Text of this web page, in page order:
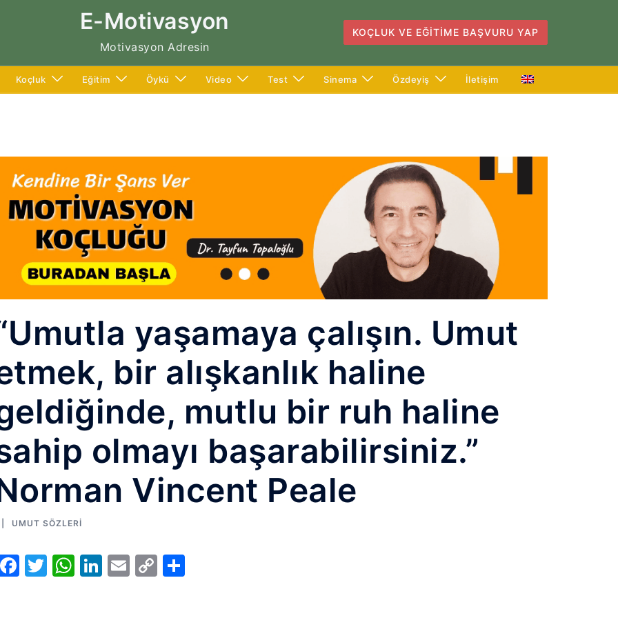
E-Motivasyon
Motivasyon Adresin
KOÇLUK VE EĞITIME BAŞVURU YAP
Koçluk Eğitim Öykü Video Test Sinema Özdeyiş İletişim
yaşamaya çalışın. Umut
bir alışkanlık haline
mutlu bir ruh haline
olmayı başarabilirsiniz.”
Vincent Peale
UMUT SÖZLERI
Facebook
Twitter
WhatsApp
LinkedIn
Email
CopyShare